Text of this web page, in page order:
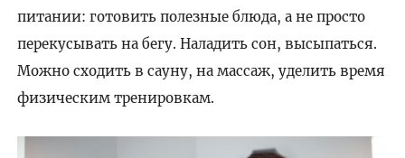
питании: готовить полезные блюда, а не просто
перекусывать на бегу. Наладить сон, высыпаться.
Можно сходить в сауну, на массаж, уделить время
физическим тренировкам.